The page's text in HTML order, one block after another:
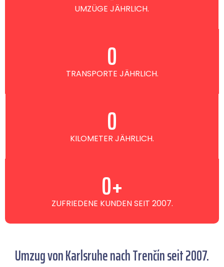
UMZÜGE JÄHRLICH.
TRANSPORTE JÄHRLICH.
0
KILOMETER JÄHRLICH.
0
ZUFRIEDENE KUNDEN SEIT 2007.
0+
Umzug von Karlsruhe nach Trenčín seit 2007.